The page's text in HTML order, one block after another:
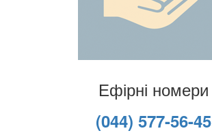
Ефірні номери
(044) 577-56-45